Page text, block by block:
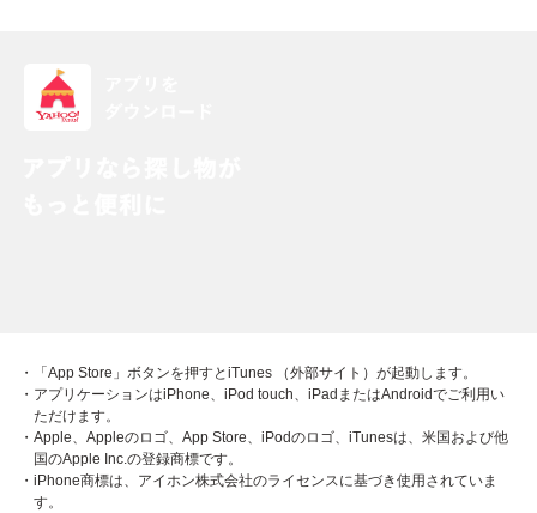
・「App Store」ボタンを押すとiTunes （外部サイト）が起動します。
・アプリケーションはiPhone、iPod touch、iPadまたはAndroidでご利用い
ただけます。
・Apple、Appleのロゴ、App Store、iPodのロゴ、iTunesは、米国および他
国のApple Inc.の登録商標です。
・iPhone商標は、アイホン株式会社のライセンスに基づき使用されていま
す。